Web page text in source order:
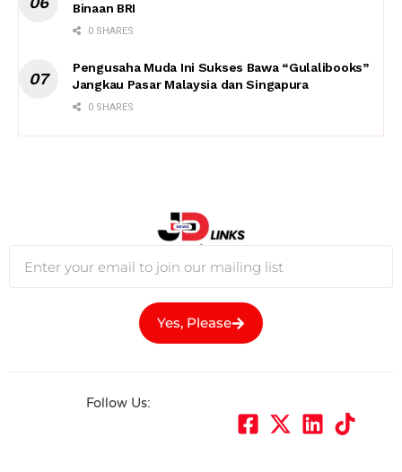
Binaan BRI
0 SHARES
Pengusaha Muda Ini Sukses Bawa “Gulalibooks”
Jangkau Pasar Malaysia dan Singapura
0 SHARES
Yes, Please
Follow Us: